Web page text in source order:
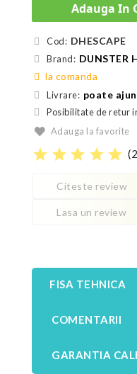
Adauga In
Cod: DHESCAPE
Brand: DUNSTER
la comanda
Livrare: poate
Posibilitate de retur
Adauga la favorite
star star star star star (2
Citeste review
Lasa un review
FISA TEHNICA
COMENTARII
GARANTIA